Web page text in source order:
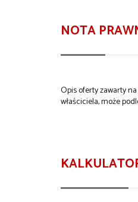
NOTA
Opis oferty zawarty
właściciela, może